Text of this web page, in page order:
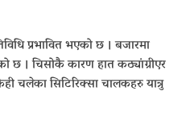
प्रभावित भएको छ । बजारमा
। चिसोकै कारण हात कठ्यांग्रीएर
चलेका सिटिरिक्सा चालकहरु यात्रु